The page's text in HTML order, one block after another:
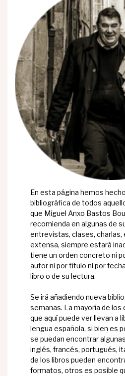
En esta página hemos
bibliográfica de todos
que Miguel Anxo Bastos
recomienda en algunas de
entrevistas, clases, charlas,
extensa, siempre estará
tiene un orden concreto ni
autor ni por título ni por
libro o de su lectura.
Se irá añadiendo nueva
semanas. La mayoría de
que aquí puede ver llevan a
lengua española, si bien es
se puedan encontrar
inglés, francés, portugués,
de los libros pueden
formatos, otros es posible